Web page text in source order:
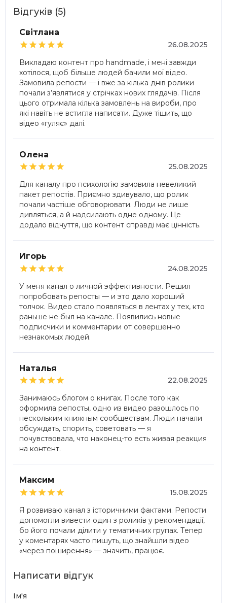
Відгуків (5)
Світлана

26.08.2025
Викладаю контент про handmade, і мені завжди
хотілося, щоб більше людей бачили мої відео.
Замовила репости — і вже за кілька днів ролики
почали з’являтися у стрічках нових глядачів. Після
цього отримала кілька замовлень на вироби, про
які навіть не встигла написати. Дуже тішить, що
відео «гуляє» далі.
Олена

25.08.2025
Для каналу про психологію замовила невеликий
пакет репостів. Приємно здивувало, що ролик
почали частіше обговорювати. Люди не лише
дивляться, а й надсилають одне одному. Це
додало відчуття, що контент справді має цінність.
Игорь

24.08.2025
У меня канал о личной эффективности. Решил
попробовать репосты — и это дало хороший
толчок. Видео стало появляться в лентах у тех, кто
раньше не был на канале. Появились новые
подписчики и комментарии от совершенно
незнакомых людей.
Наталья

22.08.2025
Занимаюсь блогом о книгах. После того как
оформила репосты, одно из видео разошлось по
нескольким книжным сообществам. Люди начали
обсуждать, спорить, советовать — я
почувствовала, что наконец-то есть живая реакция
на контент.
Максим

15.08.2025
Я розвиваю канал з історичними фактами. Репости
допомогли вивести один з роликів у рекомендації,
бо його почали ділити у тематичних групах. Тепер
у коментарях часто пишуть, що знайшли відео
«через поширення» — значить, працює.
Написати відгук
Ім'я